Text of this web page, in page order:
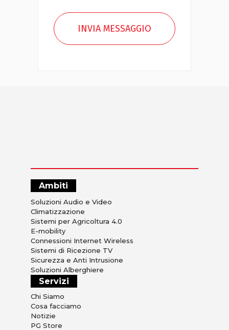
Ambiti
Soluzioni Audio e Video
Climatizzazione
Sistemi per Agricoltura 4.0
E-mobility
Connessioni Internet Wireless
Sistemi di Ricezione TV
Sicurezza e Anti Intrusione
Soluzioni Alberghiere
Servizi
Chi Siamo
Cosa facciamo
Notizie
PG Store